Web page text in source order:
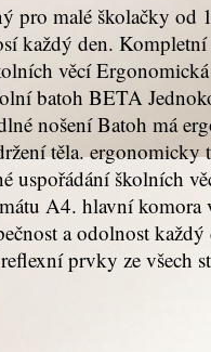
pro malé školačky
každý den.
věcí
batoh BETA
nošení Batoh má
těla. ergonomicky
uspořádání školních
A4. hlavní
a odolnost
prvky ze všech